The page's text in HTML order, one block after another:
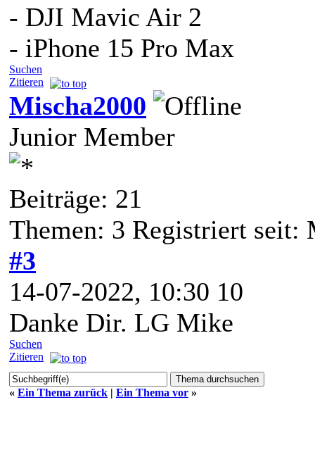
- DJI Mavic Air 2
- iPhone 15 Pro Max
Suchen
Zitieren
Mischa2000
Junior Member
Beiträge: 21
Themen: 3 Registriert seit:
#3
14-07-2022, 10:30 10
Danke Dir. LG Mike
Suchen
Zitieren
« Ein Thema zurück | Ein Thema vor »